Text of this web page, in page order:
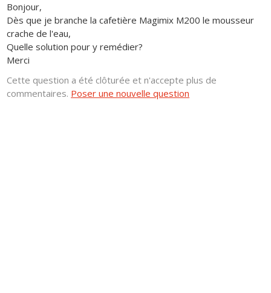
Bonjour,
Dès que je branche la cafetière Magimix M200 le mousseur
crache de l'eau,
Quelle solution pour y remédier?
Merci
Cette question a été clôturée et n'accepte plus de
commentaires. Poser une nouvelle question